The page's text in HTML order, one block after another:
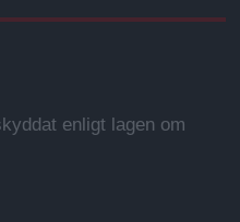
enligt lagen om